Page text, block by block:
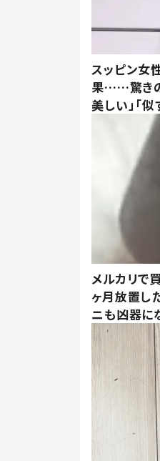
スッピン女
果……驚きの
美しい」「似
メルカリで
ヶ月放置し
ニも凶器に